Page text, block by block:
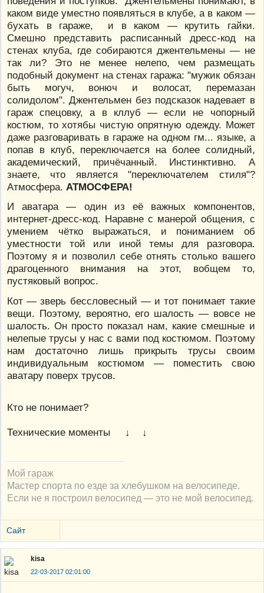
каком виде уместно появляться в клубе, а в каком —
бухать в гараже, и в каком — крутить гайки.
Смешно представить расписанный дресс-код на
стенах клуба, где собираются джентельмены — не
так ли? Это не менее нелепо, чем размещать
подобный документ на стенах гаража: "мужик обязан
быть могуч, вонюч и волосат, перемазан
солидолом". Джентельмен без подсказок надевает в
гараж спецовку, а в кллуб — если не чопорный
костюм, то хотябы чистую опрятную одежду. Может
даже разговаривать в гараже на одном гм... языке, а
попав в клуб, переключается на более солидный,
академический, причёчанный. Инстинктивно. А
знаете, что является "переключателем стиля"?
Атмосфера. АТМОСФЕРА!
И аватара — один из её важных компонентов,
интернет-дресс-код. Наравне с манерой общения, с
умением чётко выражаться, и пониманием об
уместности той или иной темы для разговора.
Поэтому я и позволил себе отнять столько вашего
драгоценного внимания на этот, вобщем то,
пустяковый вопрос.
Кот — зверь бессловесный — и тот понимает такие
вещи. Поэтому, вероятно, его шалость — вовсе не
шалость. Он просто показал нам, какие смешные и
нелепые трусы у нас с вами под костюмом. Поэтому
нам достаточно лишь прикрыть трусы своим
индивидуальным костюмом — поместить свою
аватару поверх трусов.
Кто не понимает?
Технические моменты ↓ ↓
Мой гараж
Мастер спорта по езде за хлебушком на велосипеде.
Если не я построил велосипед — это не мой велосипед.
Сайт
kisa
22-03-2017 02:01:00